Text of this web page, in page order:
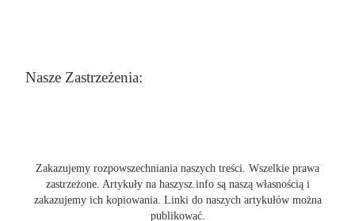
Nasze Zastrzeżenia:
Zakazujemy rozpowszechniania naszych treści. Wszelkie prawa
zastrzeżone. Artykuły na haszysz.info są naszą własnością i
zakazujemy ich kopiowania. Linki do naszych artykułów można
publikować.